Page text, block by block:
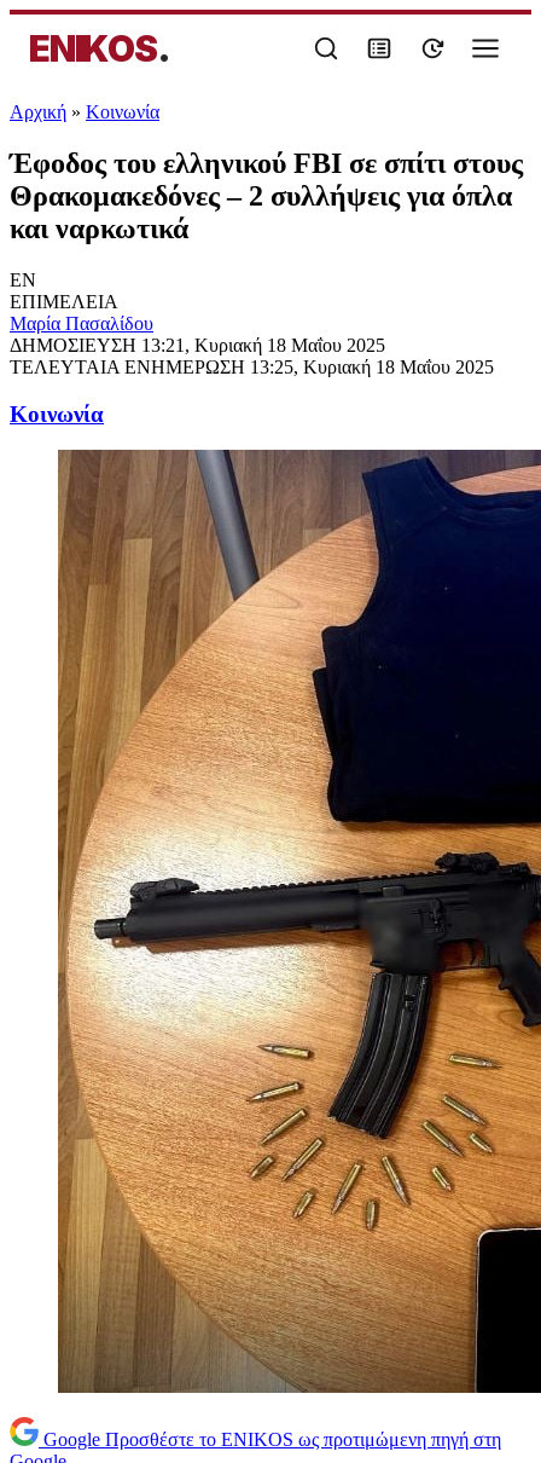
ENIKOS.
Αρχική » Κοινωνία
Έφοδος του ελληνικού FBI σε σπίτι στους
Θρακομακεδόνες – 2 συλλήψεις για όπλα
και ναρκωτικά
EN
ΕΠΙΜΕΛΕΙΑ
Μαρία Πασαλίδου
ΔΗΜΟΣΙΕΥΣΗ 13:21, Κυριακή 18 Μαΐου 2025
ΤΕΛΕΥΤΑΙΑ ΕΝΗΜΕΡΩΣΗ 13:25, Κυριακή 18 Μαΐου 2025
Κοινωνία
Google Προσθέστε το ENIKOS ως προτιμώμενη πηγή στη